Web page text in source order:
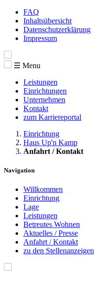
FAQ
Inhaltsübersicht
Datenschutzerklärung
Impressum
☰ Menu
Leistungen
Einrichtungen
Unternehmen
Kontakt
zum Karriereportal
Einrichtung
Haus Up'n Kamp
Anfahrt / Kontakt
Navigation
Willkommen
Einrichtung
Lage
Leistungen
Betreutes Wohnen
Aktuelles / Presse
Anfahrt / Kontakt
zu den Stellenanzeigen